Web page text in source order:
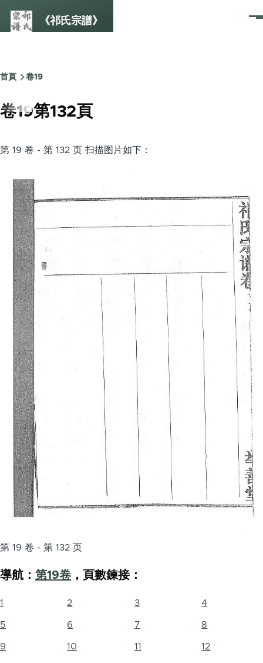
《祁氏宗譜》
選
Breadcrumb
首頁 卷19
卷19第132頁
第 19 卷 - 第 132 页 扫描图片如下：
第 19 卷 - 第 132 页
導航： 第19卷 ，頁數鍊接：
1 2 3 4
5 6 7 8
9 10 11 12